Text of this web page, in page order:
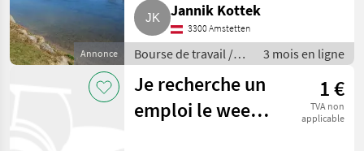
Annonce
Jannik Kottek
3300 Amstetten
Bourse de travail /
Autres activités
agricoles
3 mois en ligne
Je recherche un
emploi le week-
1 €
TVA non
applicable